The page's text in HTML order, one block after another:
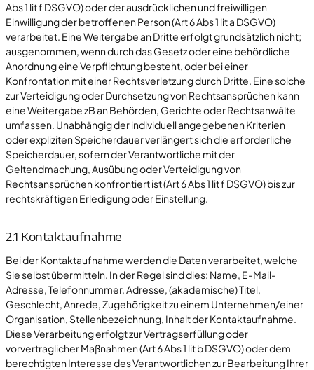
Abs 1 lit f DSGVO) oder der ausdrücklichen und freiwilligen
Einwilligung der betroffenen Person (Art 6 Abs 1 lit a DSGVO)
verarbeitet. Eine Weitergabe an Dritte erfolgt grundsätzlich nicht;
ausgenommen, wenn durch das Gesetz oder eine behördliche
Anordnung eine Verpflichtung besteht, oder bei einer
Konfrontation mit einer Rechtsverletzung durch Dritte. Eine solche
zur Verteidigung oder Durchsetzung von Rechtsansprüchen kann
eine Weitergabe zB an Behörden, Gerichte oder Rechtsanwälte
umfassen. Unabhängig der individuell angegebenen Kriterien
oder expliziten Speicherdauer verlängert sich die erforderliche
Speicherdauer, sofern der Verantwortliche mit der
Geltendmachung, Ausübung oder Verteidigung von
Rechtsansprüchen konfrontiert ist (Art 6 Abs 1 lit f DSGVO) bis zur
rechtskräftigen Erledigung oder Einstellung.
2.1 Kontaktaufnahme
Bei der Kontaktaufnahme werden die Daten verarbeitet, welche
Sie selbst übermitteln. In der Regel sind dies: Name, E-Mail-
Adresse, Telefonnummer, Adresse, (akademische) Titel,
Geschlecht, Anrede, Zugehörigkeit zu einem Unternehmen/einer
Organisation, Stellenbezeichnung, Inhalt der Kontaktaufnahme.
Diese Verarbeitung erfolgt zur Vertragserfüllung oder
vorvertraglicher Maßnahmen (Art 6 Abs 1 lit b DSGVO) oder dem
berechtigten Interesse des Verantwortlichen zur Bearbeitung Ihrer